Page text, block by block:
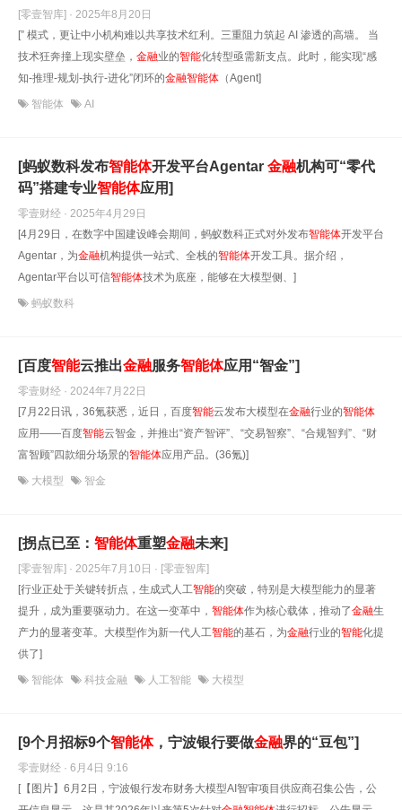
[零壹智库] · 2025年8月20日
[” 模式，更让中小机构难以共享技术红利。三重阻力筑起 AI 渗透的高墙。 当
技术狂奔撞上现实壁垒， 金融业的智能化转型亟需新支点。此时，能实现“感
知-推理-规划-执行-进化”闭环的金融智能体 （Agent]
智能体 AI
[蚂蚁数科发布智能体开发平台Agentar 金融机构可“零代
码”搭建专业智能体应用]
零壹财经 · 2025年4月29日
[4月29日，在数字中国建设峰会期间，蚂蚁数科正式对外发布智能体开发平台
Agentar，为金融机构提供一站式、全栈的智能体开发工具。据介绍，
Agentar平台以可信智能体技术为底座，能够在大模型侧、]
蚂蚁数科
[百度智能云推出金融服务智能体应用“智金”]
零壹财经 · 2024年7月22日
[7月22日讯，36氪获悉，近日，百度智能云发布大模型在金融行业的智能体
应用——百度智能云智金，并推出“资产智评”、“交易智察”、“合规智判”、“财
富智顾”四款细分场景的智能体应用产品。(36氪)]
大模型 智金
[拐点已至： 智能体重塑金融未来]
[零壹智库] · 2025年7月10日 · [零壹智库]
[行业正处于关键转折点，生成式人工智能的突破，特别是大模型能力的显著
提升，成为重要驱动力。在这一变革中， 智能体作为核心载体，推动了金融生
产力的显著变革。大模型作为新一代人工智能的基石，为金融行业的智能化提
供了]
智能体 科技金融 人工智能 大模型
[9个月招标9个智能体，宁波银行要做金融界的“豆包”]
零壹财经 · 6月4日 9:16
[【图片】6月2日，宁波银行发布财务大模型AI智审项目供应商召集公告，公